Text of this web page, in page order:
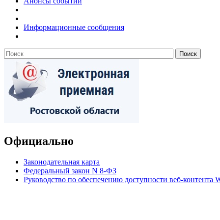
Информационные сообщения
Официально
Законодательная карта
Федеральный закон N 8-ФЗ
Руководство по обеспечению доступности веб-контента